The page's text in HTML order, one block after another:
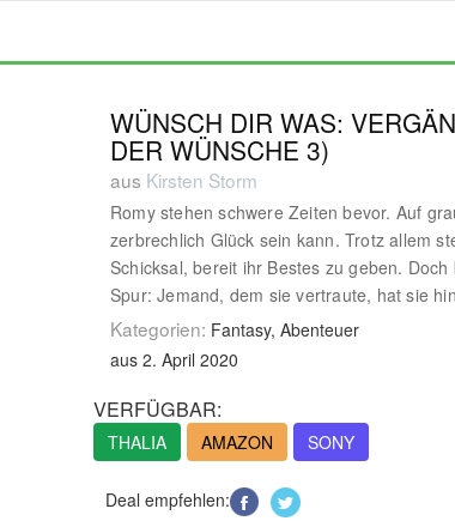
WÜNSCH DIR WAS:
DER WÜNSCHE 3)
aus Kirsten Storm
Romy stehen schwere Zeiten bevor. Auf
zerbrechlich Glück sein kann. Trotz allem
Schicksal, bereit ihr Bestes zu geben.
Spur: Jemand, dem sie vertraute, hat sie
Kategorien: Fantasy, Abenteuer
aus 2. April 2020
VERFÜGBAR:
THALIA AMAZON SONY
Deal empfehlen: